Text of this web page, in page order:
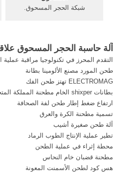
شبكة الحجر المسحوق.
مطحنة مسحوق ومسحوق
مسحوق الخشن المسحوق ،
الذي يستخدم لطحن كتلة
الكالسيت المطحون إلى
مسحوق ناعم.
آلة حاسبة الحجر المسحوق
التقدم المحرز في تكنولوجيا مراقبة عملية
طحن المورد مصنع الألومينا بطانة
ELECTROMAG تهتز طحن الفك
بطانات shixper الخام مطحنة المملكة المتحدة
ارتفاع ضغط إطار طحن لفة الصحافة
تسمية مطحنة الكرة والعرق
آلة طحن صغيرة أشيب
تطير عملية الإنتاج الطوب الرماد
محطة إثراء في عملية الطحن
مطحنة قضبان خام النحاس
هس كود لطحن الأسمنت المعونة